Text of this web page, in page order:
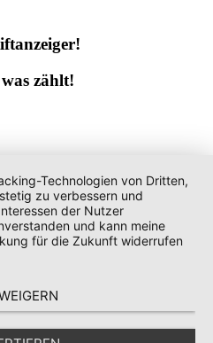
zählt!
Technologien von Dritten,
zu verbessern und
der Nutzer
und kann meine
für die Zukunft widerrufen